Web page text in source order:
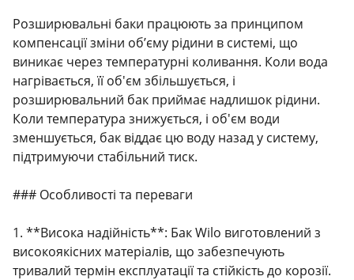
Розширювальні баки працюють за принципом
компенсації зміни об’єму рідини в системі, що
виникає через температурні коливання. Коли вода
нагрівається, її об'єм збільшується, і
розширювальний бак приймає надлишок рідини.
Коли температура знижується, і об'єм води
зменшується, бак віддає цю воду назад у систему,
підтримуючи стабільний тиск.
### Особливості та переваги
1. **Висока надійність**: Бак Wilo виготовлений з
високоякісних матеріалів, що забезпечують
тривалий термін експлуатації та стійкість до корозії.